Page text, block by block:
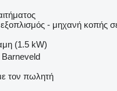
εξοπλισμός - μηχανή κοπής
(1.5 kW)
τον πωλητή